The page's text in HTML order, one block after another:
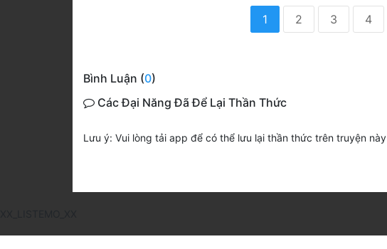
1 2 3 4
Bình Luận (0)
Các Đại Năng Đã Để Lại Thần Thức
Lưu ý: Vui lòng tải app để có thể lưu lại thần thức trên truyện này